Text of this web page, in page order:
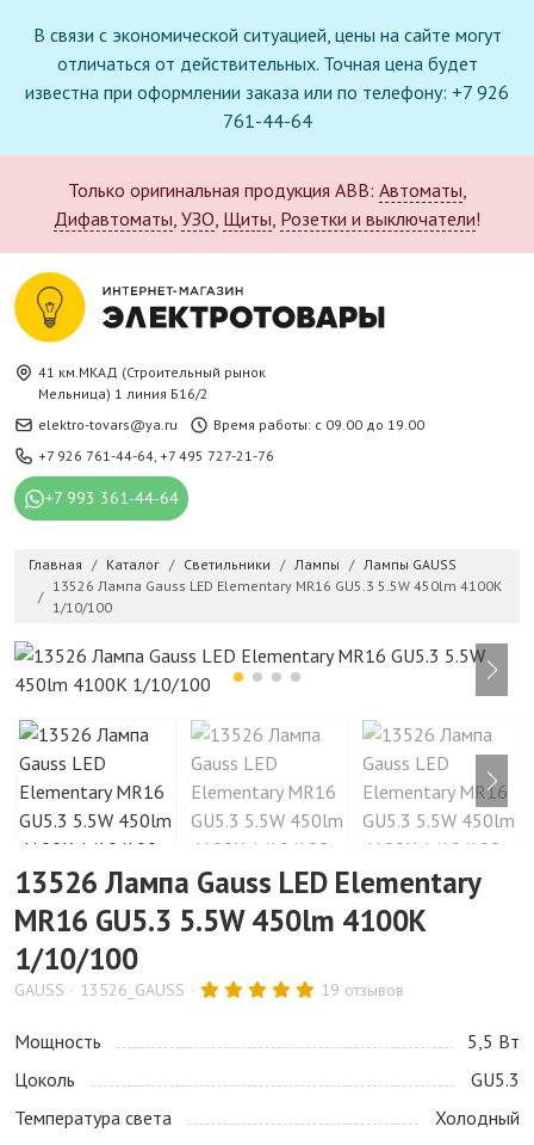
В связи с экономической ситуацией, цены на сайте могут
отличаться от действительных. Точная цена будет
известна при оформлении заказа или по телефону: +7 926
761-44-64
Только оригинальная продукция ABB: Автоматы,
Дифавтоматы, УЗО, Щиты, Розетки и выключатели!
41 км.МКАД (Строительный рынок
Мельница) 1 линия Б16/2
elektro-tovars@ya.ru
Время работы: с 09.00 до 19.00
+7 926 761-44-64, +7 495 727-21-76
+7 993 361-44-64
Главная Каталог Светильники Лампы
Лампы GAUSS
13526 Лампа Gauss LED Elementary MR16 GU5.3 5.5W 450lm 4100К
1/10/100
13526 Лампа Gauss LED Elementary
MR16 GU5.3 5.5W 450lm 4100К
1/10/100
GAUSS 13526_GAUSS 19 отзывов
Мощность
5,5 Bт
Цоколь
GU5.3
Температура света
Холодный